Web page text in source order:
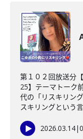
第１０２回放送分
25】テーマトーク
代の「リスキリン
スキリングという
2026.03.14|